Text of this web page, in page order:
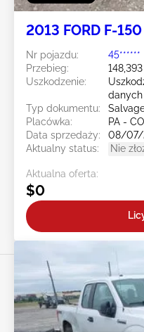
2013 FORD F-150
Nr pojazdu:
45******
Przebieg:
Uszkodzenie:
danych
Typ dokumentu:
Placówka:
PA -
Data sprzedaży:
08/07/
Aktualny status:
Nie
Aktualna oferta:
$0